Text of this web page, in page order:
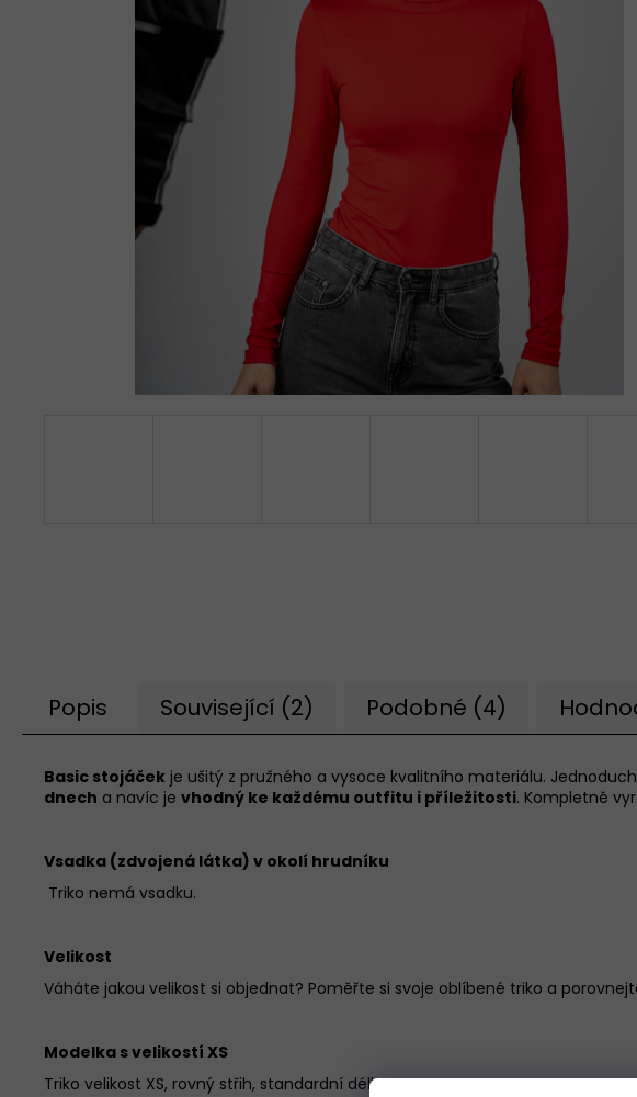
Popis Související (2) Podobné (4)
Basic stojáček je ušitý z pružného a vysoce kvalitního materiálu.
dnech a navíc je vhodný ke každému outfitu i příležitosti. Kompletně
Vsadka (zdvojená látka) v okolí hrudníku
Triko nemá vsadku.
Velikost
Váháte jakou velikost si objednat? Poměřte si svoje oblíbené triko a
Modelka s velikostí XS
Triko velikost XS, rovný střih, standardní délka
TRIKO S HLUBOKÝM VÝSTŘIHEM DO V,
KRÁTKÝ PRODLOUŽENÝ RUKÁV - ČERNÁ
TÍLKO S